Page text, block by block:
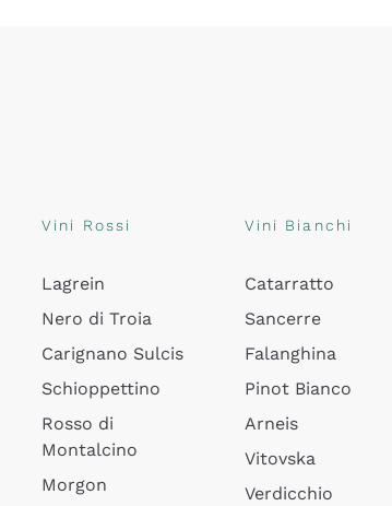
Vini Rossi
Lagrein
Nero di Troia
Carignano Sulcis
Schioppettino
Rosso di
Montalcino
Morgon
Vini Bianchi
Catarratto
Sancerre
Falanghina
Pinot Bianco
Arneis
Vitovska
Verdicchio